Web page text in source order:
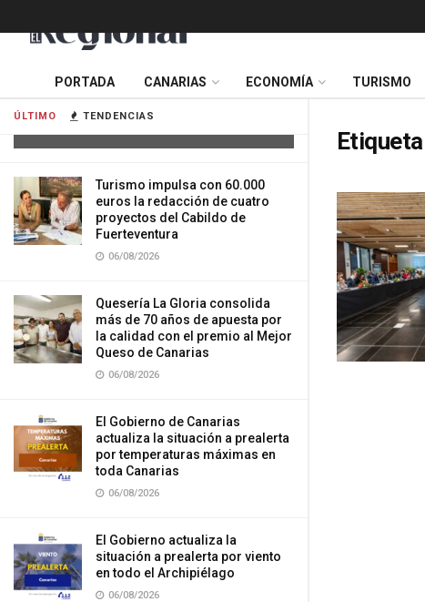
ÚLTIMO TENDENCIAS
la colisión de dos vehículos en
Turismo impulsa con 60.000
euros la redacción de cuatro
proyectos del Cabildo de
Fuerteventura
06/08/2026
Quesería La Gloria consolida
más de 70 años de apuesta por
la calidad con el premio al Mejor
Queso de Canarias
06/08/2026
El Gobierno de Canarias
actualiza la situación a prealerta
por temperaturas máximas en
toda Canarias
06/08/2026
El Gobierno actualiza la
situación a prealerta por viento
en todo el Archipiélago
06/08/2026
PORTADA CANARIAS ECONOMÍA TURISMO